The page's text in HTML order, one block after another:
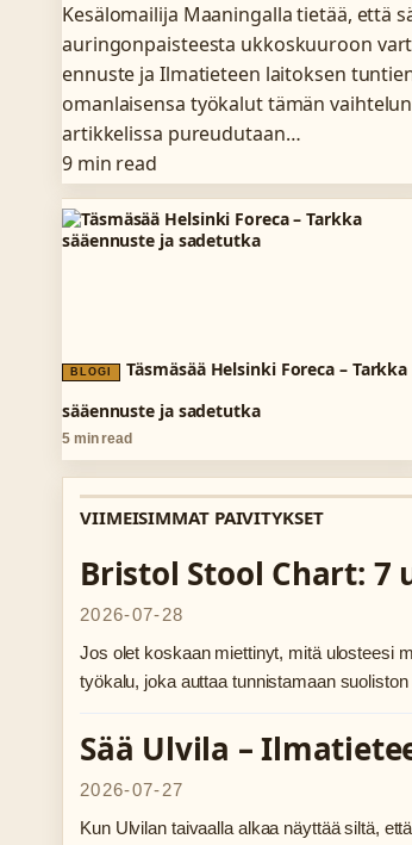
Kesälomailija Maaningalla tietää, että
auringonpaisteesta ukkoskuuroon
ennuste ja Ilmatieteen laitoksen
omanlaisensa työkalut tämän
artikkelissa pureudutaan…
9 min read
BLOGI
Täsmäsää Helsinki Foreca – Tarkka
sääennuste ja sadetutka
5 min read
VIIMEISIMMAT PAIVITYKSET
Bristol Stool Chart:
2026-07-28
Jos olet koskaan miettinyt, mitä ulosteesi
työkalu, joka auttaa tunnistamaan
Sää Ulvila –
2026-07-27
Kun Ulvilan taivaalla alkaa näyttää siltä,